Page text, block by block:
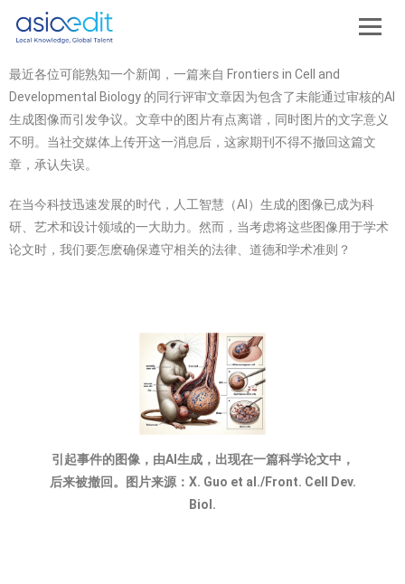
最近各位可能熟知一个新闻，一篇来自 Frontiers in Cell and
Developmental Biology 的同行评审文章因为包含了未能通过审核的AI
生成图像而引发争议。文章中的图片有点离谱，同时图片的文字意义
不明。当社交媒体上传开这一消息后，这家期刊不得不撤回这篇文
章，承认失误。
在当今科技迅速发展的时代，人工智慧（AI）生成的图像已成为科
研、艺术和设计领域的一大助力。然而，当考虑将这些图像用于学术
论文时，我们要怎麽确保遵守相关的法律、道德和学术准则？
引起事件的图像，由AI生成，出现在一篇科学论文中，
后来被撤回。图片来源：X. Guo et al./Front. Cell Dev.
Biol.